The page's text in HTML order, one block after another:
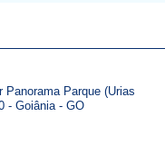
Panorama Parque (Urias
- Goiânia - GO